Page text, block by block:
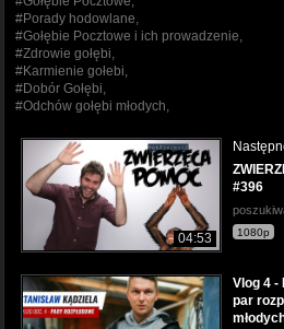
#Porady hodowlane,
#Gołębie Pocztowe i ich prowadzenie,
#Zdrowie gołębi,
#Karmienie gołebi,
#Dobór Gołębi,
#Odchów gołębi młodych,
04:53
#396
1080p
Vlog 4 -
par